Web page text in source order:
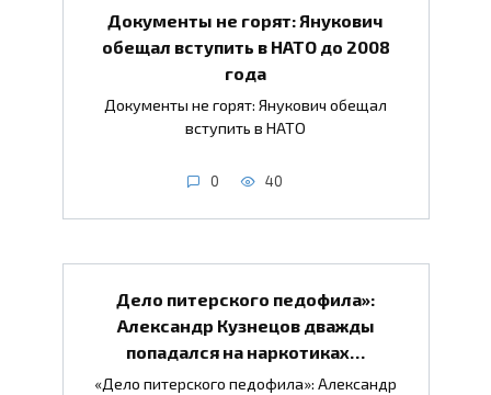
Документы не горят: Янукович
обещал вступить в НАТО до 2008
года
Документы не горят: Янукович обещал
вступить в НАТО
0 40
Дело питерского педофила»:
Александр Кузнецов дважды
попадался на наркотиках…
«Дело питерского педофила»: Александр